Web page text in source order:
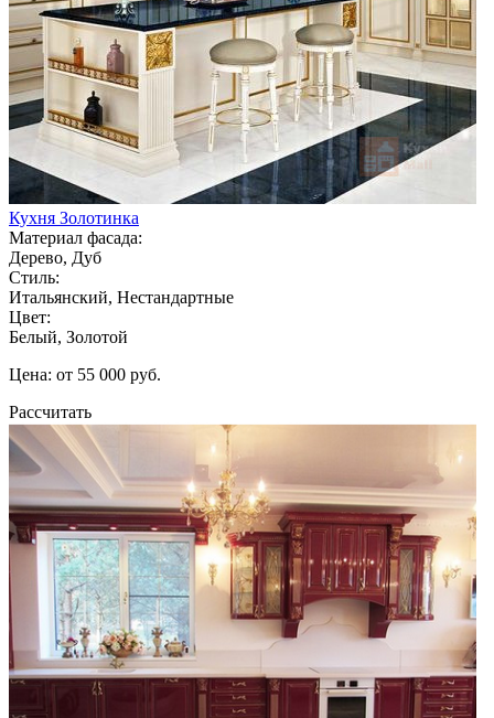
Кухня Золотинка
Материал фасада:
Дерево, Дуб
Стиль:
Итальянский, Нестандартные
Цвет:
Белый, Золотой
Цена: от 55 000 руб.
Рассчитать